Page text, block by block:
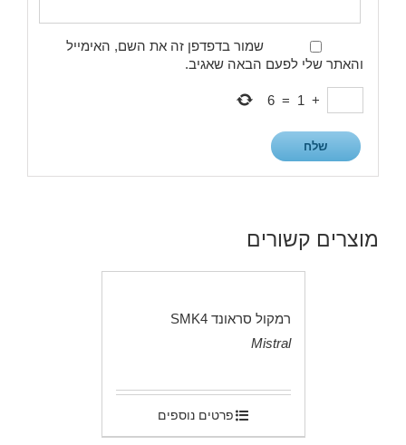
שמור בדפדפן זה את השם, האימייל
והאתר שלי לפעם הבאה שאגיב.
+
1
=
6
מוצרים קשורים
רמקול סראונד SMK4
Mistral
פרטים נוספים